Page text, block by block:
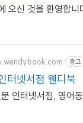
오신 것을 환영합니
광고
터넷서점 웬디북
인터넷서점, 영어